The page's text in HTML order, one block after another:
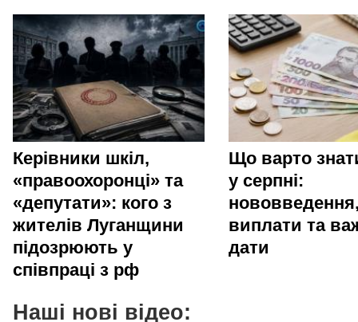
Керівники шкіл,
«правоохоронці» та
«депутати»: кого з
жителів Луганщини
підозрюють у
співпраці з рф
Що варто
у серпні:
виплати та
дати
Наші нові відео: